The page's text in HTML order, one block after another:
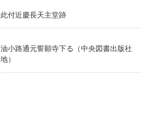
此付近慶長天主堂跡
油小路通元誓願寺下る（中央図書出版社
地）